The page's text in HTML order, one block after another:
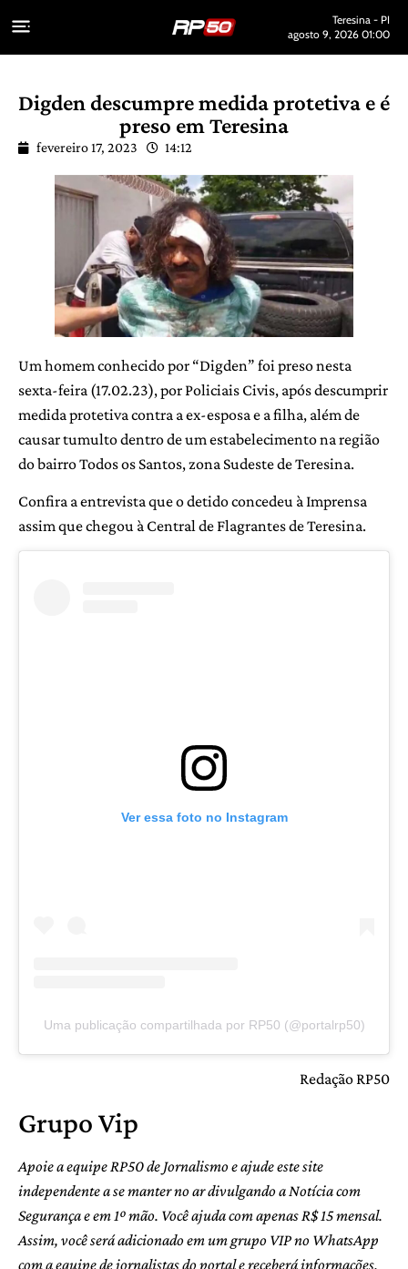
Teresina - PI
agosto 9, 2026 01:00
Digden descumpre medida protetiva e é
preso em Teresina
fevereiro 17, 2023 14:12
Um homem conhecido por “Digden” foi preso nesta
sexta-feira (17.02.23), por Policiais Civis, após descumprir
medida protetiva contra a ex-esposa e a filha, além de
causar tumulto dentro de um estabelecimento na região
do bairro Todos os Santos, zona Sudeste de Teresina.
Confira a entrevista que o detido concedeu à Imprensa
assim que chegou à Central de Flagrantes de Teresina.
Ver essa foto no Instagram
Uma publicação compartilhada por RP50 (@portalrp50)
Redação RP50
Grupo Vip
Apoie a equipe RP50 de Jornalismo e ajude este site
independente a se manter no ar divulgando a Notícia com
Segurança e em 1º mão. Você ajuda com apenas R$ 15 mensal.
Assim, você será adicionado em um grupo VIP no WhatsApp
com a equipe de jornalistas do portal e receberá informações,